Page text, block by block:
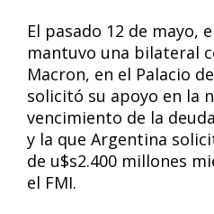
El pasado 12 de mayo,
mantuvo una bilateral
Macron, en el Palacio
solicitó su apoyo en la
vencimiento de la
y la que Argentina
de u$s2.400 millones
el FMI.